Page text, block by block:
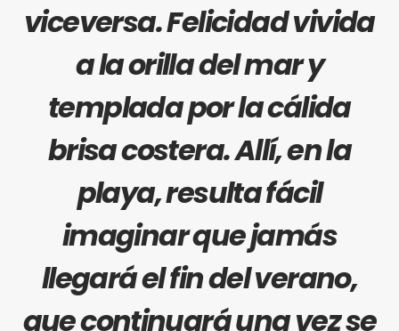
viceversa. Felicidad vivida
a la orilla del mar y
templada por la cálida
brisa costera. Allí, en la
playa, resulta fácil
imaginar que jamás
llegará el fin del verano,
que continuará una vez se